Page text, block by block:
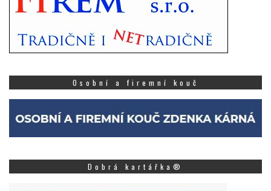
Osobní a firemní kouč
Dobrá kartářka®